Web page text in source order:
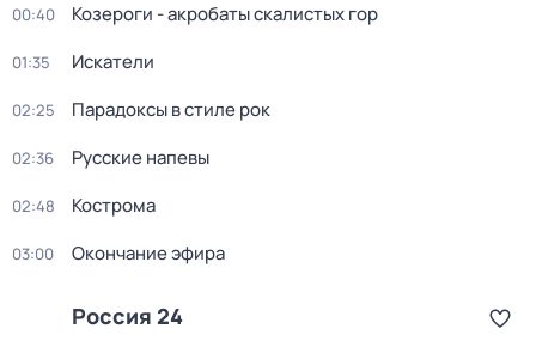
00:40 Козероги - акробаты скалистых гор
01:35 Искатели
02:25 Парадоксы в стиле рок
02:36 Русские напевы
02:48 Кострома
03:00 Окончание эфира
Россия 24